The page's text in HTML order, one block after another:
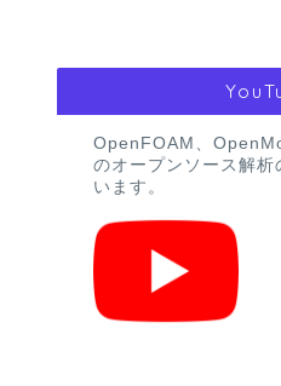
OpenFOAM、
のオープンソース解析
います。